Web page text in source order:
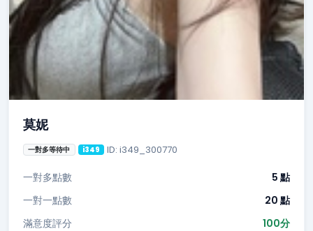
莫妮
一對多等待中 i349 ID: i349_300770
一對多點數
5 點
一對一點數
20 點
滿意度評分
100分